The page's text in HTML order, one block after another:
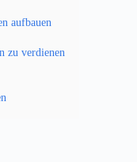
aufbauen
zu verdienen